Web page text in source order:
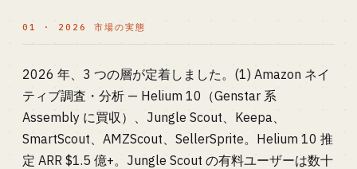
01 · 2026 市場の実態
2026 年、3 つの層が定着しました。(1) Amazon ネイ
ティブ調査・分析 — Helium 10（Genstar 系
Assembly に買収）、Jungle Scout、Keepa、
SmartScout、AMZScout、SellerSprite。Helium 10 推
定 ARR $1.5 億+。Jungle Scout の有料ユーザーは数十